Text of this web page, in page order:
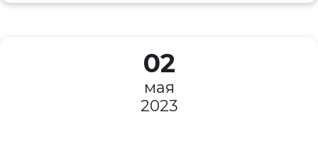
02
мая
2023